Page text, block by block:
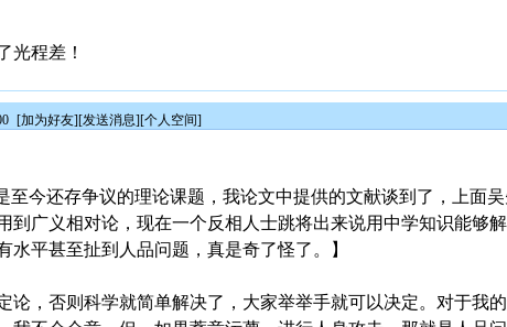
光程差！
[加为好友][发送消息][个人空间]
至今还存争议的理论课题，我论文中提供的文献谈到了，上面
到广义相对论，现在一个反相人士跳将出来说用中学知识能够解
水平甚至扯到人品问题，真是奇了怪了。】
论，否则科学就简单解决了，大家举举手就可以决定。对于我